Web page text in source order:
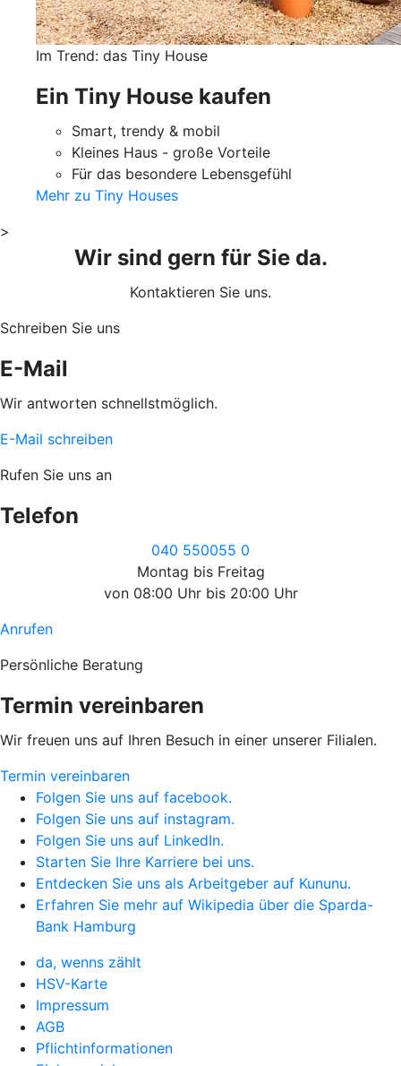
Im Trend: das Tiny House
Ein Tiny House kaufen
Smart, trendy & mobil
Kleines Haus - große Vorteile
Für das besondere Lebensgefühl
Mehr zu Tiny Houses
>
Wir sind gern für Sie da.
Kontaktieren Sie uns.
Schreiben Sie uns
E-Mail
Wir antworten schnellstmöglich.
E-Mail schreiben
Rufen Sie uns an
Telefon
040 550055 0
Montag bis Freitag
von 08:00 Uhr bis 20:00 Uhr
Anrufen
Persönliche Beratung
Termin vereinbaren
Wir freuen uns auf Ihren Besuch in einer unserer Filialen.
Termin vereinbaren
Folgen Sie uns auf facebook.
Folgen Sie uns auf instagram.
Folgen Sie uns auf LinkedIn.
Starten Sie Ihre Karriere bei uns.
Entdecken Sie uns als Arbeitgeber auf Kununu.
Erfahren Sie mehr auf Wikipedia über die Sparda-
Bank Hamburg
da, wenns zählt
HSV-Karte
Impressum
AGB
Pflichtinformationen